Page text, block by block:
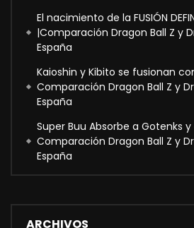
El nacimiento de la FUSIÓN
|Comparación Dragon Ball Z y
España
Kaioshin y Kibito se fusionan
Comparación Dragon Ball Z y
España
Super Buu Absorbe a Gotenks
Comparación Dragon Ball Z y
España
ARCHIVOS